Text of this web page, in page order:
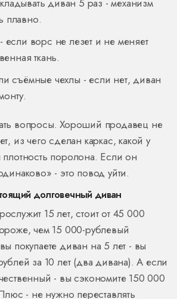
диван 5 раз - механизм
плавно.
если ворс не лезет и не меняет
ткань.
съёмные чехлы - если нет, диван
вопросы. Хороший продавец не
из чего сделан каркас, какой у
поролона. Если он
- это повод уйти.
долговечный диван
15 лет, стоит от 45 000
чем 15 000-рублевый
покупаете диван на 5 лет - вы
за 10 лет (два дивана). А если
- вы сэкономите 150 000
- не нужно переставлять